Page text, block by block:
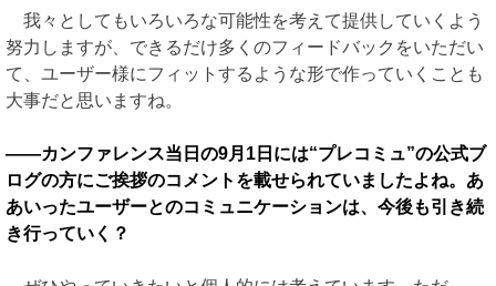
我々としてもいろいろな可能性を考えて提供していくよう
努力しますが、できるだけ多くのフィードバックをいただい
て、ユーザー様にフィットするような形で作っていくことも
大事だと思いますね。
――カンファレンス当日の9月1日には“プレコミュ”の公式ブ
ログの方にご挨拶のコメントを載せられていましたよね。あ
あいったユーザーとのコミュニケーションは、今後も引き続
き行っていく？